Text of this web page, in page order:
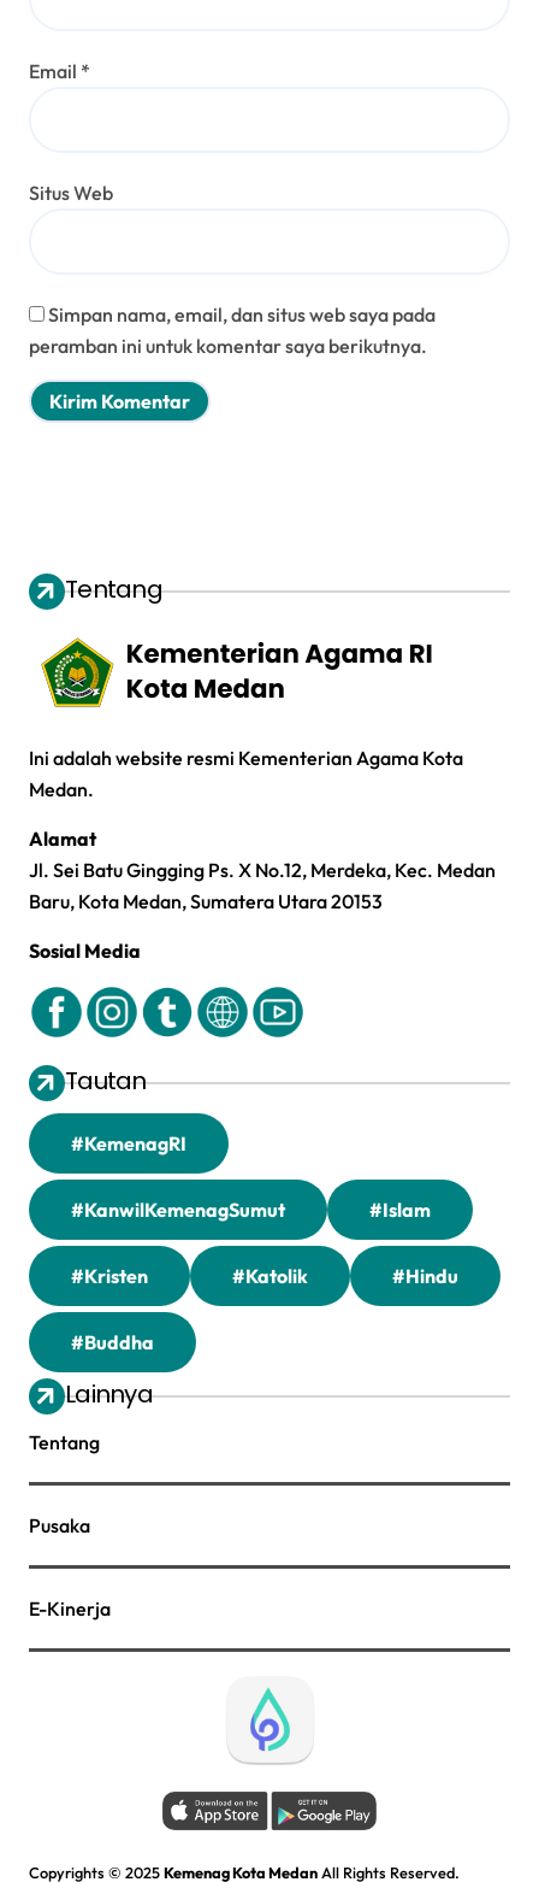
Email *
Situs Web
Simpan nama, email, dan situs web saya pada
peramban ini untuk komentar saya berikutnya.
Tentang
Ini adalah website resmi Kementerian Agama Kota
Medan.
Alamat
Jl. Sei Batu Gingging Ps. X No.12, Merdeka, Kec. Medan
Baru, Kota Medan, Sumatera Utara 20153
Sosial Media
Tautan
#KemenagRI
#KanwilKemenagSumut #Islam
#Kristen #Katolik #Hindu
#Buddha
Lainnya
Tentang
Pusaka
E-Kinerja
Copyrights © 2025Kemenag Kota Medan All Rights Reserved.